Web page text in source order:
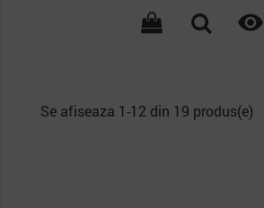

Se afiseaza 1-12 din 19 produs(e)